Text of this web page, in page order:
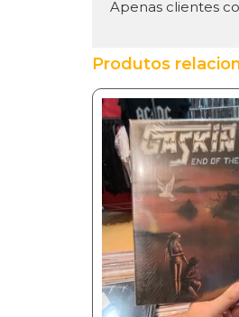
Apenas clientes
Produtos